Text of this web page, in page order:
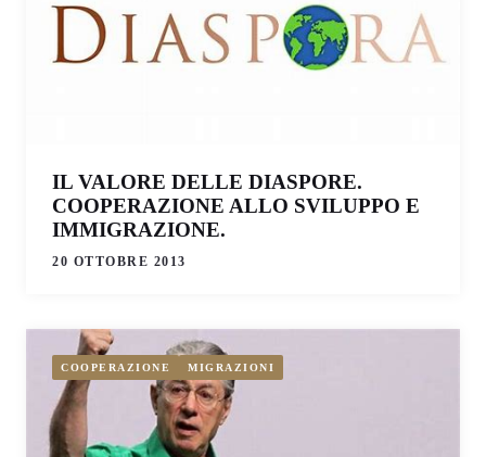
IL VALORE DELLE DIASPORE.
COOPERAZIONE ALLO SVILUPPO E
IMMIGRAZIONE.
20 OTTOBRE 2013
COOPERAZIONE MIGRAZIONI